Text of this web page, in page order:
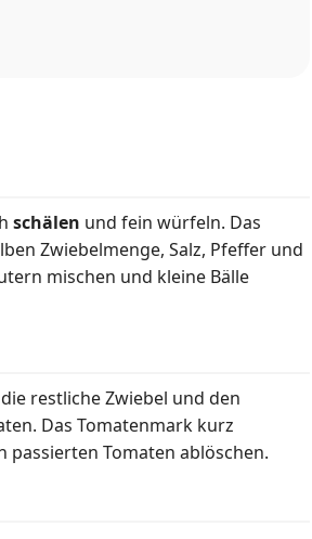
schälen und fein würfeln. Das
Zwiebelmenge, Salz, Pfeffer und
mischen und kleine Bälle
restliche Zwiebel und den
Das Tomatenmark kurz
passierten Tomaten ablöschen.